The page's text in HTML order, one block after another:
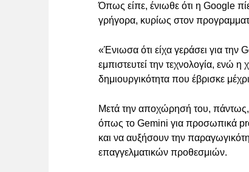
Όπως είπε, ένιωθε ότι η Google
γρήγορα, κυρίως στον
«Ένιωσα ότι είχα γεράσει για
εμπιστευτεί την τεχνολογία, ενώ
δημιουργικότητα που έβρισκε
Μετά την αποχώρησή του, πάντως,
όπως το Gemini για προσωπικά
και να αυξήσουν την
επαγγελματικών προθεσμιών.